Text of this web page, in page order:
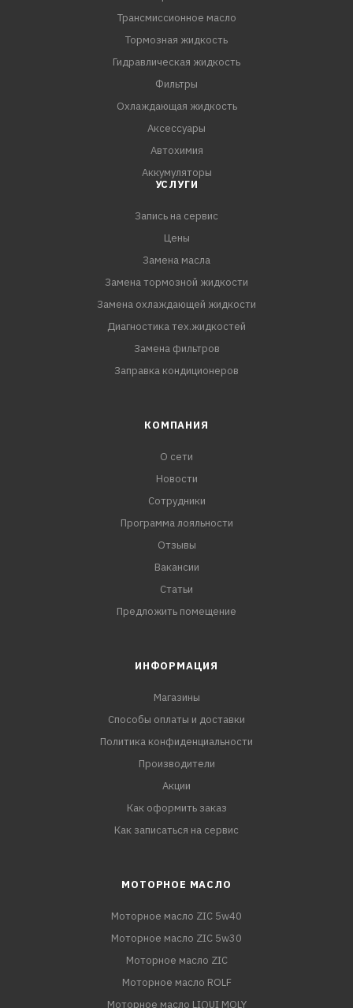
- Защита и чистота двигателя: обеспечивает
превосходную защиту двигателя от износа и
продлевает срок его службы.
- Увеличенный интервал замены: Позволяет увеличить
МЕЖДУНАРОДНЫЕ СТАНДАРТЫ:
Трансмиссионное масло
Тормозная жидкость
Гидравлическая жидкость
Фильтры
Охлаждающая жидкость
Аксессуары
Автохимия
Аккумуляторы
УСЛУГИ
Запись на сервис
Цены
Замена масла
Замена тормозной жидкости
Замена охлаждающей жидкости
Диагностика тех.жидкостей
Замена фильтров
Заправка кондиционеров
КОМПАНИЯ
О сети
Новости
Сотрудники
Программа лояльности
Отзывы
Вакансии
Статьи
Предложить помещение
ИНФОРМАЦИЯ
Магазины
Способы оплаты и доставки
Политика конфиденциальности
Производители
Акции
Как оформить заказ
Как записаться на сервис
МОТОРНОЕ МАСЛО
Моторное масло ZIC 5w40
Моторное масло ZIC 5w30
Моторное масло ZIC
Моторное масло ROLF
Моторное масло LIQUI MOLY